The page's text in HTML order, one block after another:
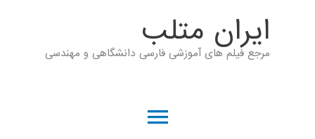
ايران متلب
مرجع فیلم های آموزشی فارسی دانشگاهی و مهندسی
فهرست